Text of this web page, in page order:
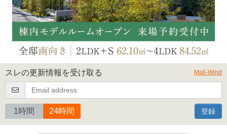
スレの更新情報を受け取る Mail-Wind
1時間 24時間 登録